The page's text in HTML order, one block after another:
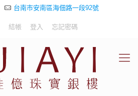
台南市安南區海佃路一段92號
結帳 登入 忘記密碼